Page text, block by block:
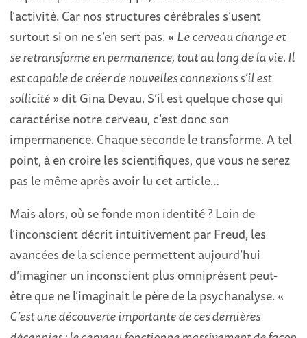
l’activité. Car nos structures cérébrales s’usent
surtout si on ne s’en sert pas. « Le cerveau change et
se retransforme en permanence, tout au long de la vie. Il
est capable de créer de nouvelles connexions s’il est
sollicité» dit Gina Devau. S’il est quelque chose qui
caractérise notre cerveau, c’est donc son
impermanence. Chaque seconde le transforme. A tel
point, à en croire les scientifiques, que vous ne serez
pas le même après avoir lu cet article…
Mais alors, où se fonde mon identité ? Loin de
l’inconscient décrit intuitivement par Freud, les
avancées de la science permettent aujourd’hui
d’imaginer un inconscient plus omniprésent peut-
être que ne l’imaginait le père de la psychanalyse. «
C’est une découverte importante de ces dernières